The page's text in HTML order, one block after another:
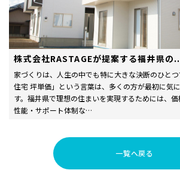
株式会社RASTAGEが提案する福井県の
家づくりは、人生の中でも特に大きな決断のひと
住宅 坪単価」という言葉は、多くの方が最初に気
す。福井県で理想の住まいを実現するためには、
性能・サポート体制な…
一覧へ戻る